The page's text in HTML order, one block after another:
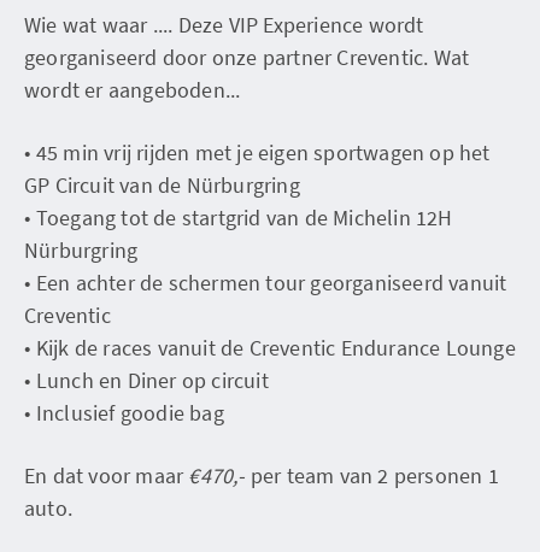
Wie wat waar .... Deze VIP Experience wordt
georganiseerd door onze partner Creventic. Wat
wordt er aangeboden...
•⁠ ⁠45 min vrij rijden met je eigen sportwagen op het
GP Circuit van de Nürburgring
•⁠ ⁠Toegang tot de startgrid van de Michelin 12H
Nürburgring
•⁠ ⁠Een achter de schermen tour georganiseerd vanuit
Creventic
•⁠ ⁠Kijk de races vanuit de Creventic Endurance Lounge
•⁠ ⁠Lunch en Diner op circuit
•⁠ ⁠Inclusief goodie bag
En dat voor maar€470,- per team van 2 personen 1
auto.